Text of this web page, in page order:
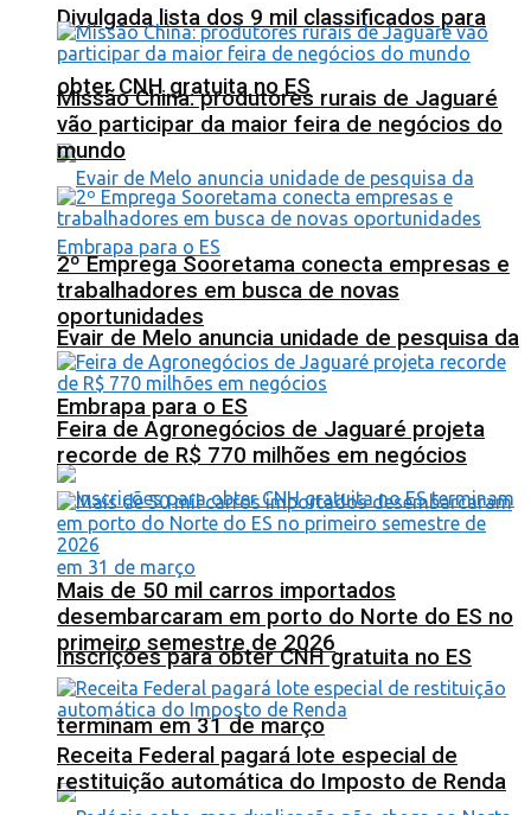
Divulgada lista dos 9 mil classificados para
obter CNH gratuita no ES
Evair de Melo anuncia unidade de pesquisa da
Embrapa para o ES
Inscrições para obter CNH gratuita no ES
terminam em 31 de março
Missão China: produtores rurais de Jaguaré
vão participar da maior feira de negócios do
mundo
2º Emprega Sooretama conecta empresas e
trabalhadores em busca de novas
oportunidades
Feira de Agronegócios de Jaguaré projeta
recorde de R$ 770 milhões em negócios
Mais de 50 mil carros importados
desembarcaram em porto do Norte do ES no
primeiro semestre de 2026
Receita Federal pagará lote especial de
restituição automática do Imposto de Renda